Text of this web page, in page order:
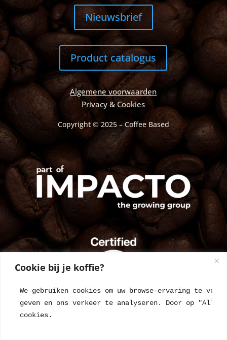
Cookie bij je koffie?
We gebruiken cookies om uw browse-ervaring te
geven en ons verkeer te analyseren. Door op
cookies.
Nieuwsbrief
Product catalogus
Algemene voorwaarden
Privacy & Cookies
Copyright © 2025 – Coffee Based